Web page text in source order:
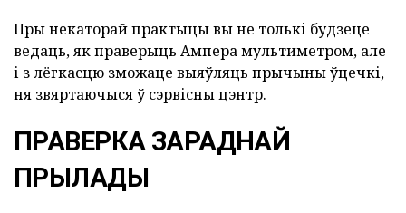
Пры некаторай практыцы вы не толькі будзеце
ведаць, як праверыць Ампера мультиметром, але
і з лёгкасцю зможаце выяўляць прычыны ўцечкі,
ня звяртаючыся ў сэрвісны цэнтр.
ПРАВЕРКА ЗАРАДНАЙ
ПРЫЛАДЫ